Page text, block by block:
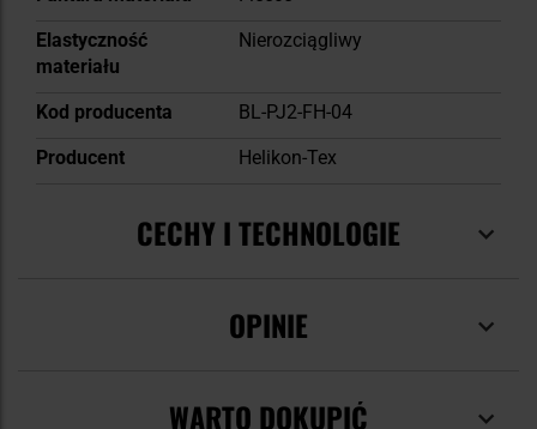
Elastyczność
materiału
Nierozciągliwy
Kod producenta
BL-PJ2-FH-04
Producent
Helikon-Tex
CECHY I TECHNOLOGIE
OPINIE
WARTO DOKUPIĆ